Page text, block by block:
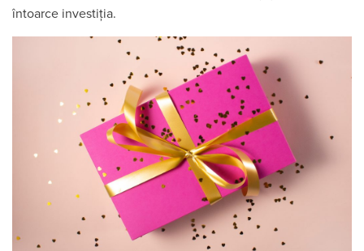
întoarce investiția.